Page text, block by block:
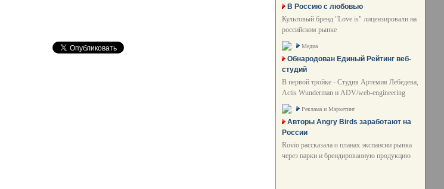
В Россию с любовью
Культовый бренд "Love is" лицензировали на
российском рынке
Медиа
Обнародован Единый Рейтинг веб-
студий
В первой тройке - Студия Артемия Лебедева,
Actis Wunderman и ADV/web-engineering
Реклама и Маркетинг
Авторы Angry Birds заработают на
России
Rovio рассказала о планах экспансии рынка
через парки и брендированную продукцию